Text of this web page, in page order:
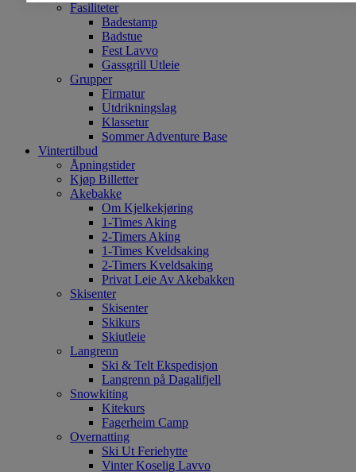
Fasiliteter
Badestamp
Badstue
Fest Lavvo
Gassgrill Utleie
Grupper
Firmatur
Utdrikningslag
Klassetur
Sommer Adventure Base
Vintertilbud
Åpningstider
Kjøp Billetter
Akebakke
Om Kjelkekjøring
1-Times Aking
2-Timers Aking
1-Times Kveldsaking
2-Timers Kveldsaking
Privat Leie Av Akebakken
Skisenter
Skisenter
Skikurs
Skiutleie
Langrenn
Ski & Telt Ekspedisjon
Langrenn på Dagalifjell
Snowkiting
Kitekurs
Fagerheim Camp
Overnatting
Ski Ut Feriehytte
Vinter Koselig Lavvo